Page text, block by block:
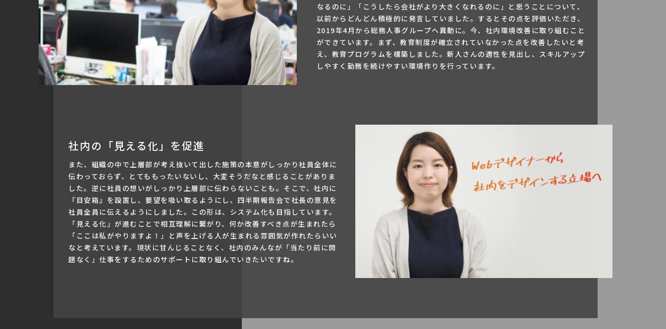
なるのに」「こうしたら会社がより大きくなれるのに」と思うことについて、
以前からどんどん積極的に発言していました。するとその点を評価いただき、
2019年4月から総務人事グループへ異動に。今、社内環境改善に取り組むこと
ができています。まず、教育制度が確立されていなかった点を改善したいと考
え、教育プログラムを構築しました。新人さんの適性を見出し、スキルアップ
しやすく勤務を続けやすい環境作りを行っています。
社内の「見える化」を促進
また、組織の中で上層部が考え抜いて出した施策の本意がしっかり社員全体に
伝わっておらず、とてももったいないし、大変そうだなと感じることがありま
した。逆に社員の想いがしっかり上層部に伝わらないことも。そこで、社内に
『目安箱』を設置し、要望を吸い取るようにし、四半期報告会で社長の意見を
社員全員に伝えるようにしました。この形は、システム化も目指しています。
「見える化」が進むことで相互理解に繋がり、何か改善すべき点が生まれたら
「ここは私がやりますよ！」と声を上げる人が生まれる雰囲気が作れたらいい
なと考えています。現状に甘んじることなく、社内のみんなが「当たり前に問
題なく」仕事をするためのサポートに取り組んでいきたいですね。